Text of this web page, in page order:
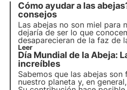
Cómoayudar a las abejas
consejos
Las abejas no son miel para
dejaría de ser lo que
desaparecieran de la faz de
entendidas como
contribuyen a toda la
incansable labor estaríamos
Leer
Día Mundial de la Abeja:
increíbles
Sabemos que las abejas son
nuestro planeta y, en